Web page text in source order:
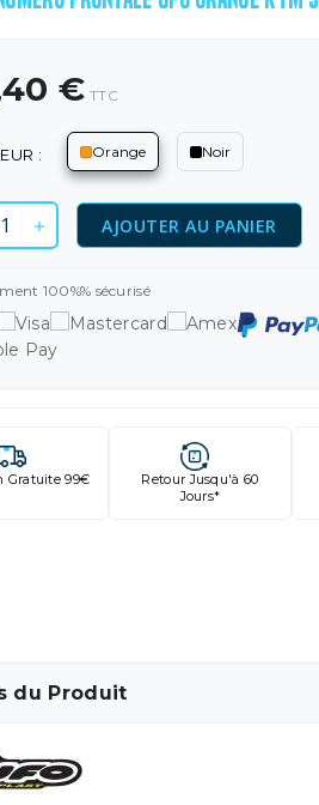
€ TTC
: Orange Noir
AJOUTER AU PANIER
100%% sécurisé
Gratuite 99€
Retour Jusqu'à 60
Jours*
du Produit